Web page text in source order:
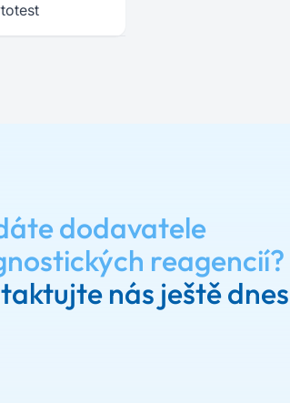
dodavatele
reagencií?
nás ještě dnes